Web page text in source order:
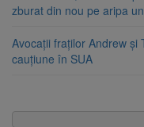
zburat din nou pe aripa
Avocații fraților Andrew și
cauțiune în SUA